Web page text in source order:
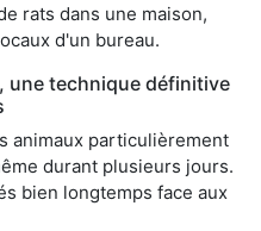
rats dans une maison,
d'un bureau.
une technique définitive
animaux particulièrement
durant plusieurs jours.
bien longtemps face aux